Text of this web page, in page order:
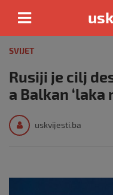
content
SVIJET
Rusiji je cilj
a Balkan ‘laka
uskvijesti.ba